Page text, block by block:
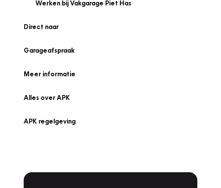
Werken bij Vakgarage Piet Has
Direct naar
Garageafspraak
Meer informatie
Alles over APK
APK regelgeving